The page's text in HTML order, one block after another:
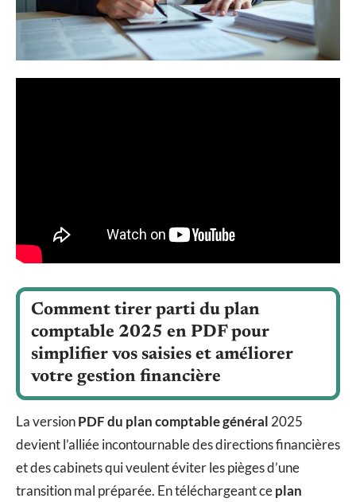
Comment tirer parti du plan
comptable 2025 en PDF pour
simplifier vos saisies et améliorer
votre gestion financière
La versionPDF du plan comptable général 2025
devient l’alliée incontournable des directions financières
et des cabinets qui veulent éviter les pièges d’une
transition mal préparée. En téléchargeant ceplan